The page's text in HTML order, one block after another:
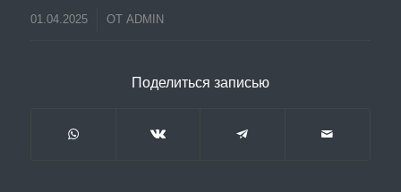
01.04.2025 ОТ ADMIN
Поделиться записью